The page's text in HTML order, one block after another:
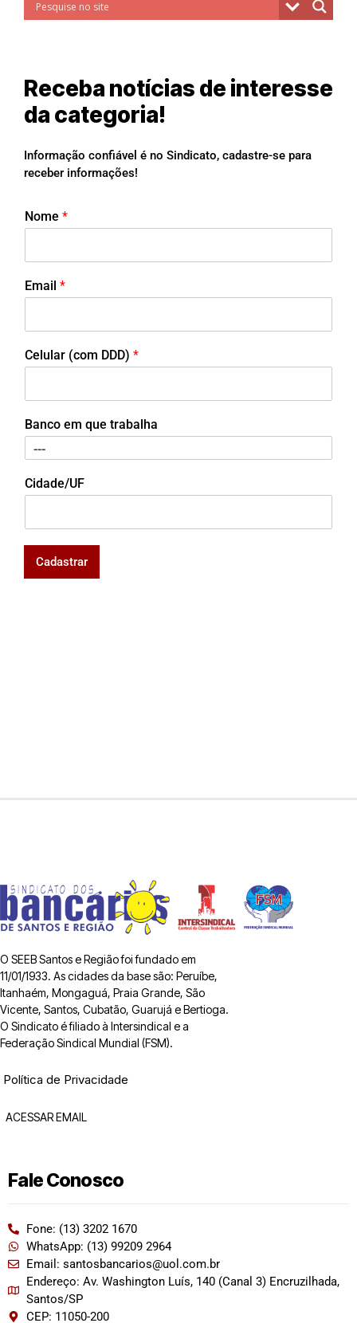
Receba notícias de interesse
da categoria!
Informação confiável é no Sindicato, cadastre-se para
receber informações!
Nome *
Email *
Celular (com DDD) *
Banco em que trabalha
Cidade/UF
Cadastrar
O SEEB Santos e Região foi fundado em
11/01/1933. As cidades da base são: Peruíbe,
Itanhaém, Mongaguá, Praia Grande, São
Vicente, Santos, Cubatão, Guarujá e Bertioga.
O Sindicato é filiado à Intersindical e a
Federação Sindical Mundial (FSM).
Política de Privacidade
ACESSAR EMAIL
Fale Conosco
Fone: (13) 3202 1670
WhatsApp: (13) 99209 2964
Email: santosbancarios@uol.com.br
Endereço: Av. Washington Luís, 140 (Canal 3) Encruzilhada,
Santos/SP
CEP: 11050-200